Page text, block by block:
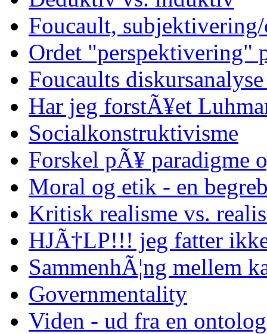
Foucault,
Ordet "perspektivering"
Foucaults
Har jeg forstÃ¥et
Socialkonstruktivisme
Forskel pÃ¥ paradigme
Moral og etik - en
Kritisk realisme vs.
HJÃ†LP!!! jeg fatter
SammenhÃ¦ng mellem
Governmentality
Viden - ud fra en